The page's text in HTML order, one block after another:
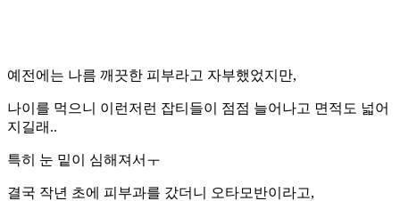
예전에는 나름 깨끗한 피부라고 자부했었지만,
나이를 먹으니 이런저런 잡티들이 점점 늘어나고 면적도 넓어
지길래..
특히 눈 밑이 심해져서ㅜ
결국 작년 초에 피부과를 갔더니 오타모반이라고,